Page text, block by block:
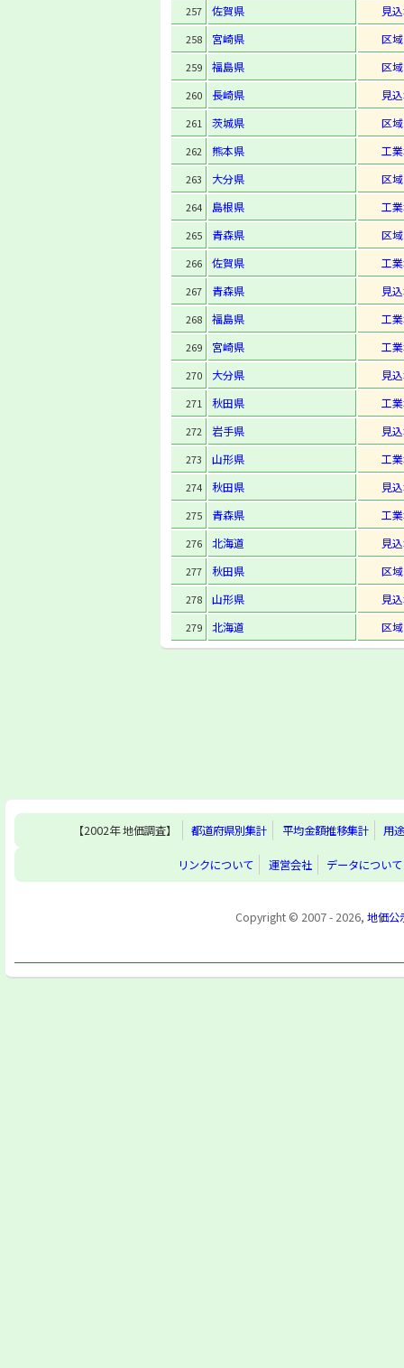
257 佐賀県 見
258 宮崎県 区
259 福島県 区
260 長崎県 見
261 茨城県 区
262 熊本県 工
263 大分県 区
264 島根県 工
265 青森県 区
266 佐賀県 工
267 青森県 見
268 福島県 工
269 宮崎県 工
270 大分県 見
271 秋田県 工
272 岩手県 見
273 山形県 工
274 秋田県 見
275 青森県 工
276 北海道 見
277 秋田県 区
278 山形県 見
279 北海道 区
【2002年 地価調査】 都道府県別集計 平均金額推移集計 用
リンクについて 運営会社 データについて
Copyright © 2007 - 2026, 地価公